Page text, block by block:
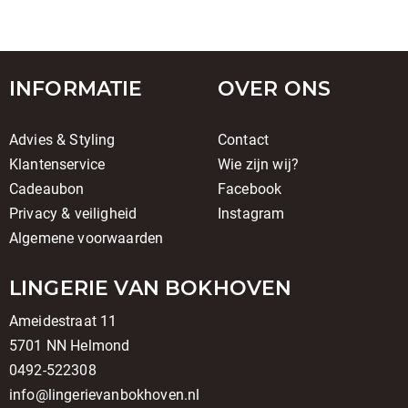
INFORMATIE
Advies & Styling
Klantenservice
Cadeaubon
Privacy & veiligheid
Algemene voorwaarden
OVER ONS
Contact
Wie zijn wij?
Facebook
Instagram
LINGERIE VAN BOKHOVEN
Ameidestraat 11
5701 NN Helmond
0492-522308
info@lingerievanbokhoven.nl